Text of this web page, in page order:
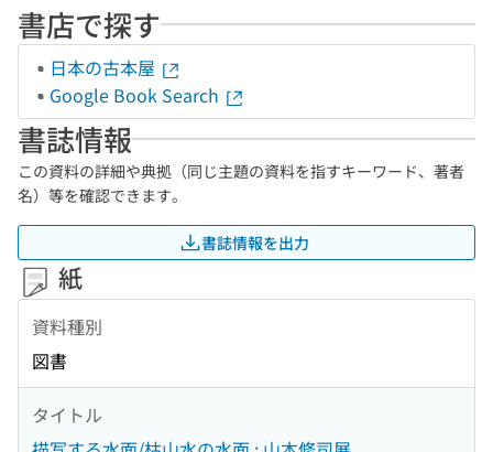
書店で探す
日本の古本屋
Google Book Search
書誌情報
この資料の詳細や典拠（同じ主題の資料を指すキーワード、著者
名）等を確認できます。
書誌情報を出力
紙
資料種別
図書
タイトル